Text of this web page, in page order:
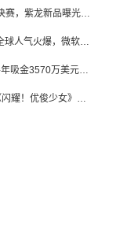
三七网易Avia放假看世界杯决赛，紫龙新品曝光，米哈游新作上线 | 陀螺周报
暑期档新作扎堆，BW2026全球人气火爆，微软XBOX大裁员|陀螺周报
《皮克敏 Bloom》2026上半年吸金3570万美元，中国台湾成最大市场
出海首年营收超1亿美元，《闪耀！优俊少女》美国市场占比达七成